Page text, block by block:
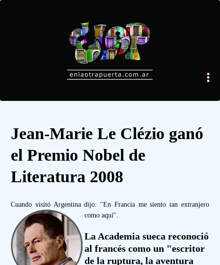
Jean-Marie Le Clézio ganó
el Premio Nobel de
Literatura 2008
Cuando visitó Argentina dijo: ''En Francia me siento tan extranjero
como aquí''.
La Academia sueca reconoció
al francés como un "escritor
de la ruptura, la aventura